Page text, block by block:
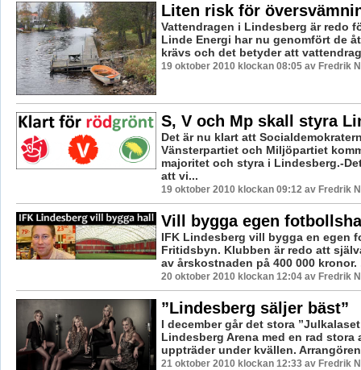
Liten risk för
Vattendragen i Lindesberg är redo
Linde Energi har nu genomfört de
krävs och det betyder att
19 oktober 2010 klockan 08:05 av Fredrik
S, V och Mp skall styra
Det är nu klart att
Vänsterpartiet och Miljöpartiet
majoritet och styra i Lindesberg.-
att vi...
19 oktober 2010 klockan 09:12 av Fredrik
Vill bygga egen
IFK Lindesberg vill bygga en egen
Fritidsbyn. Klubben är redo att
av årskostnaden på 400 000 kronor.
20 oktober 2010 klockan 12:04 av Fredrik
”Lindesberg säljer bäst”
I december går det stora
Lindesberg Arena med en rad stora
uppträder under kvällen.
21 oktober 2010 klockan 12:33 av Fredrik